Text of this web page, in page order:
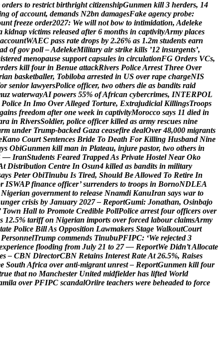
orders to restrict birthright citizenshipGunmen kill 3 herders, 14
ng of account, demands N2bn damagesFake agency probe:
unt freeze order2027: We will not bow to intimidation, Adeleke
kidnap victims released after 6 months in captivityArmy places
accountWAEC pass rate drops by 2.26% as 1.2m students earn
ad of gov poll –AdelekeMilitary air strike kills ’12 insurgents’,
istered menopause support capsules in circulationFG Orders VCs,
rders kill four in Benue attackRivers PoliceArrest Three Over
ian basketballer, Tobiloba arrested in US over rape chargeNIS
or senior lawyersPolice officer, two others die as bandits raid
uz waterwayAI powers 55% ofAfrican cybercrimes, INTERPOL
Police In Imo OverAlleged Torture, Extrajudicial KillingsTroops
gains freedom after one week in captivityMorocco says 11 died in
ra in RiversSoldier, police officer killed as army rescues nine
rm under Trump-backed Gaza ceasefire dealOver 48,000 migrants
Kano Court Sentences Bride To Death For Killing Husband Nine
ys ObiGunmen kill man in Plateau, injure pastor, two others in
— IranStudents Feared TrappedAs Private Hostel Near Oko
t Distribution Centre In Osun4 killed as bandits in military
ays Peter ObiTinubu Is Tired, Should BeAllowed To Retire In
r ISWAP finance officer’ surrenders to troops in BornoNDLEA
Nigerian government to release Nnamdi KanuIran says war to
unger crisis by January 2027 – ReportGumi: Jonathan, Osinbajo
Town Hall to Promote Credible PollPolice arrest four officers over
s 12.5% tariff on Nigerian imports over forced labour claimsArmy
tate Police BillAs Opposition Lawmakers Stage WalkoutCourt
PersonnelTrump commends TinubuPFIPC: ‘We rejected 3
xperience flooding from July 21 to 27 — ReportWe Didn’tAllocate
es – CBN DirectorCBN Retains Interest RateAt 26.5%, Raises
e South Africa over anti-migrant unrest – ReportGunmen kill four
rue that no Manchester United midfielder has lifted World
mila over PFIPC scandalOriire teachers were beheaded to force